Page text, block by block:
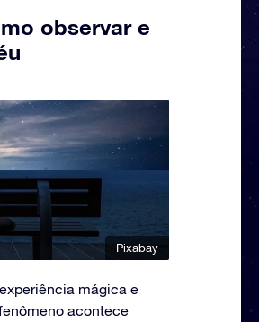
observar e
Pixabay
mágica e
acontece